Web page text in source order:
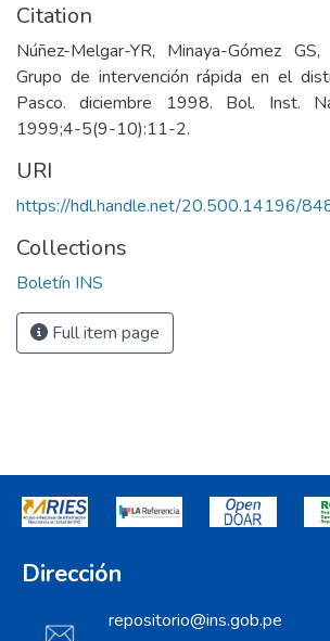
Citation
Núñez-Melgar-YR, Minaya-Gómez
Grupo de intervención rápida en el
Pasco. diciembre 1998. Bol. Inst.
1999;4-5(9-10):11-2.
URI
https://hdl.handle.net/20.500.14196/
Collections
Boletín INS
Full item page
Dirección
repositorio@ins.gob.pe